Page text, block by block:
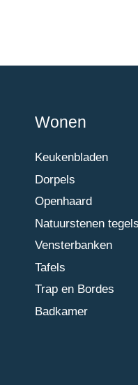
Wonen
Keukenbladen
Dorpels
Openhaard
Natuurstenen tegels
Vensterbanken
Tafels
Trap en Bordes
Badkamer